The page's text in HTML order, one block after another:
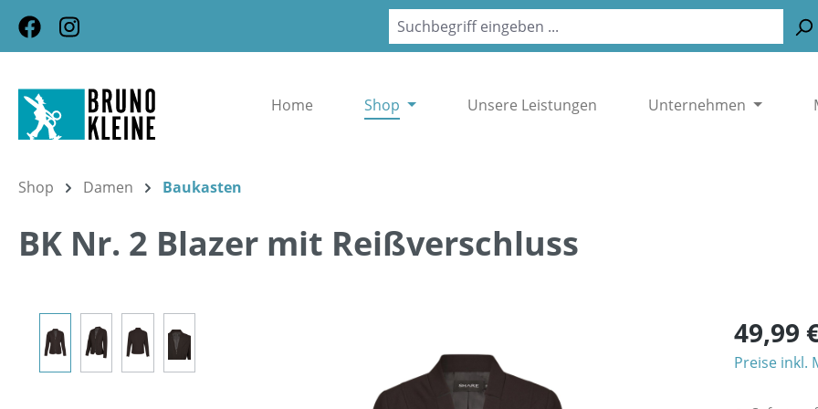
Hauptinhalt springen
Zur Suche springen
Zur Hauptnavigation springen
Home Shop Unsere Leistungen Unternehmen
Shop Damen Baukasten
BK Nr. 2 Blazer mit Reißverschluss
Bildergalerie überspringen 49,99
Preise inkl.